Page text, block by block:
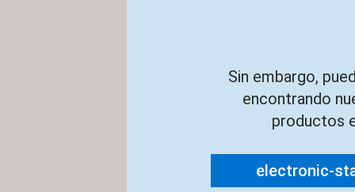
Sin embargo,
encontrando
productos
electronic-